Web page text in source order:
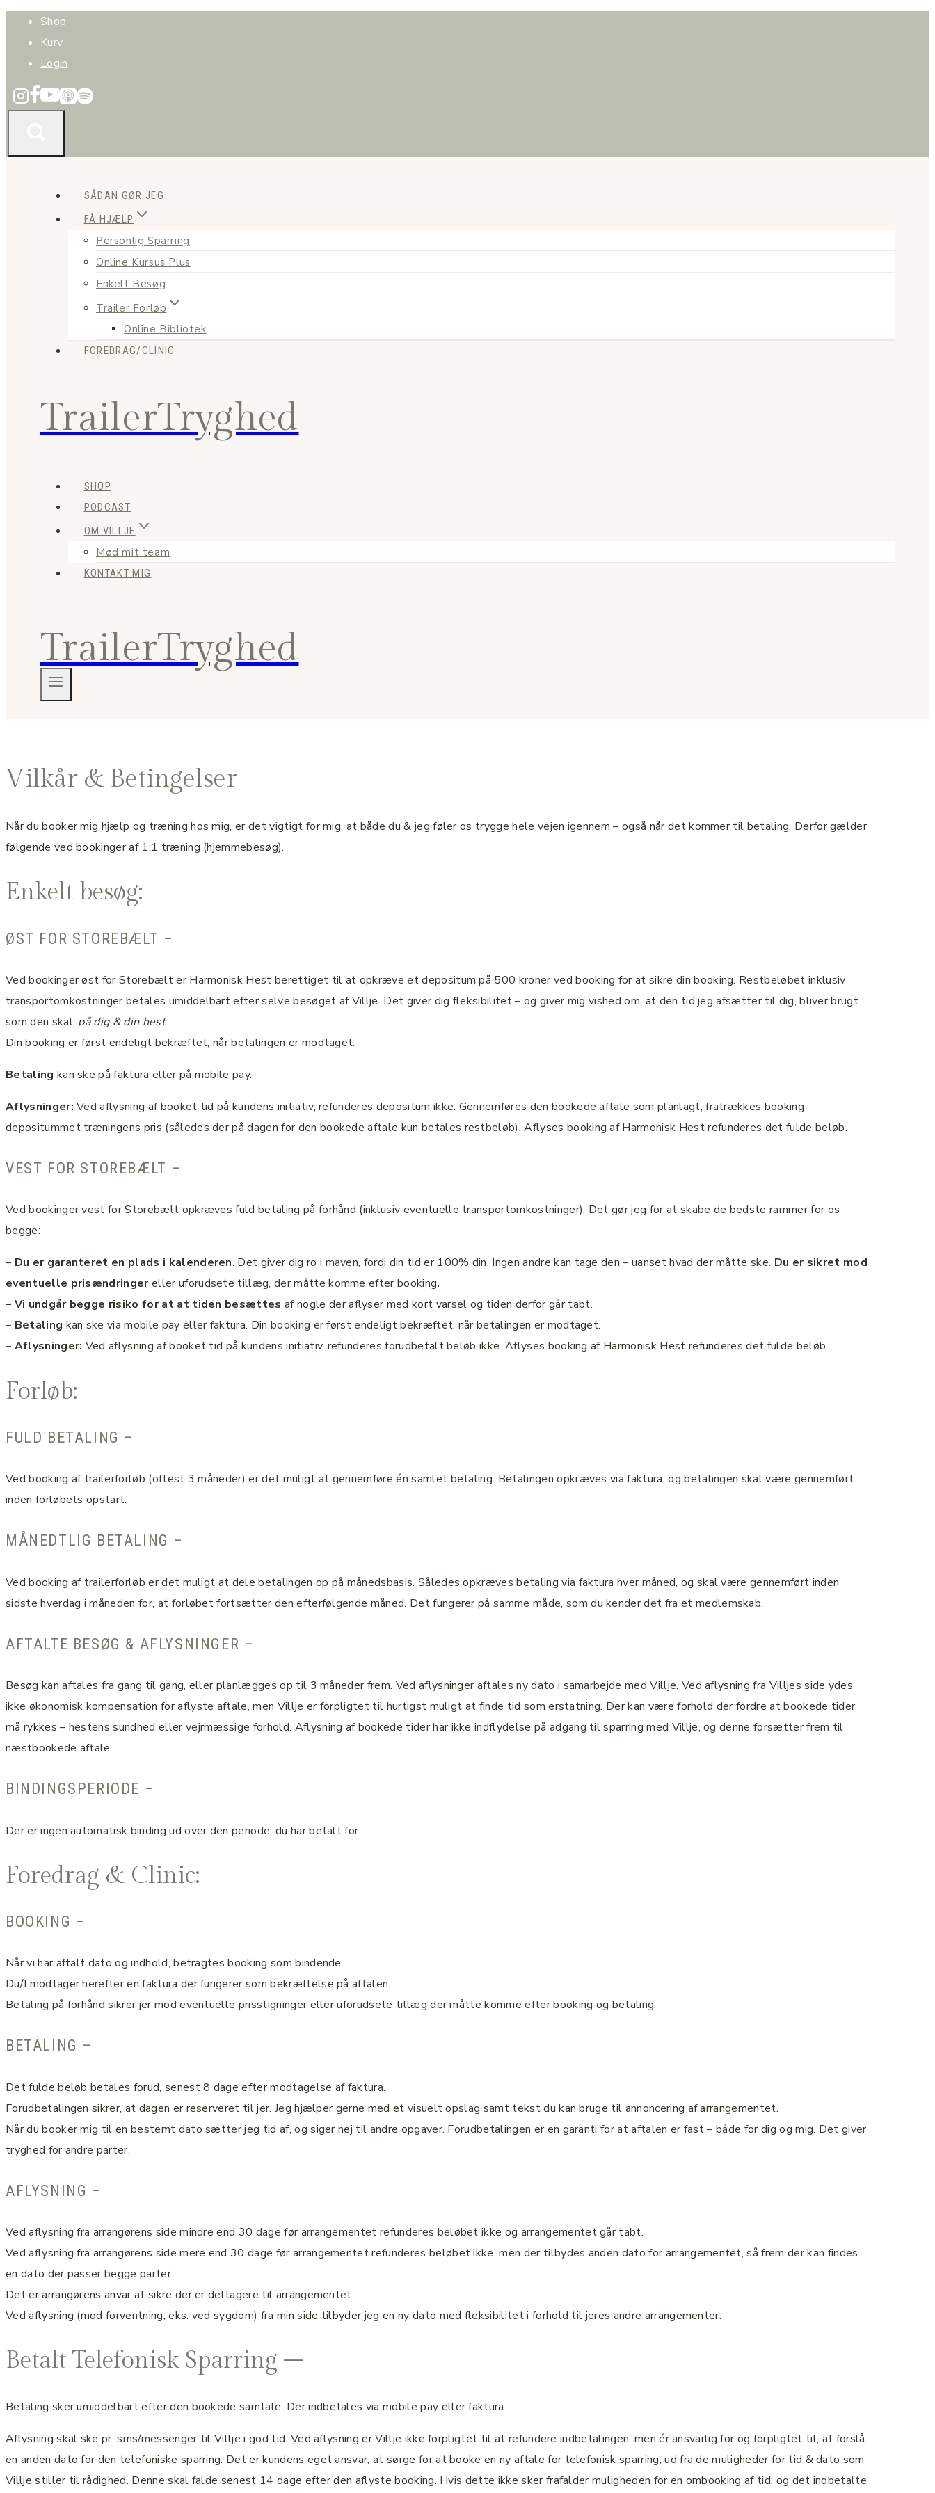
Fortsæt
indhold
Shop
Kurv
Login
SÅDAN GØR JEG
FÅ HJÆLP
Personlig Sparring
Online Kursus Plus
Enkelt Besøg
Trailer Forløb
Online Bibliotek
FOREDRAG/CLINIC
TrailerTryghed
SHOP
PODCAST
OM VILLJE
Mød mit team
KONTAKT MIG
TrailerTryghed
Vilkår & Betingelser
Når du booker mig hjælp og træning hos mig, er det vigtigt for mig, at både du & jeg føler os trygge hele vejen igennem – også når det kommer til betaling. Derfor gælder
følgende ved bookinger af 1:1 træning (hjemmebesøg).
Enkelt besøg:
ØST FOR STOREBÆLT –
Ved bookinger øst for Storebælt er Harmonisk Hest berettiget til at opkræve et depositum på 500 kroner ved booking for at sikre din booking. Restbeløbet inklusiv
transportomkostninger betales umiddelbart efter selve besøget af Villje. Det giver dig fleksibilitet – og giver mig vished om, at den tid jeg afsætter til dig, bliver brugt
som den skal; på dig & din hest.
Din booking er først endeligt bekræftet, når betalingen er modtaget.
Betaling kan ske på faktura eller på mobile pay.
Aflysninger: Ved aflysning af booket tid på kundens initiativ, refunderes depositum ikke. Gennemføres den bookede aftale som planlagt, fratrækkes booking
depositummet træningens pris (således der på dagen for den bookede aftale kun betales restbeløb). Aflyses booking af Harmonisk Hest refunderes det fulde beløb.
VEST FOR STOREBÆLT –
Ved bookinger vest for Storebælt opkræves fuld betaling på forhånd (inklusiv eventuelle transportomkostninger). Det gør jeg for at skabe de bedste rammer for os
begge:
– Du er garanteret en plads i kalenderen. Det giver dig ro i maven, fordi din tid er 100% din. Ingen andre kan tage den – uanset hvad der måtte ske. Du er sikret mod
eventuelle prisændringereller uforudsete tillæg, der måtte komme efter booking.
– Vi undgår begge risiko for at at tiden besættesaf nogle der aflyser med kort varsel og tiden derfor går tabt.
– Betaling kan ske via mobile pay eller faktura. Din booking er først endeligt bekræftet, når betalingen er modtaget.
– Aflysninger: Ved aflysning af booket tid på kundens initiativ, refunderes forudbetalt beløb ikke. Aflyses booking af Harmonisk Hest refunderes det fulde beløb.
Forløb:
FULD BETALING –
Ved booking af trailerforløb (oftest 3 måneder) er det muligt at gennemføre én samlet betaling. Betalingen opkræves via faktura, og betalingen skal være gennemført
inden forløbets opstart.
MÅNEDTLIG BETALING –
Ved booking af trailerforløb er det muligt at dele betalingen op på månedsbasis. Således opkræves betaling via faktura hver måned, og skal være gennemført inden
sidste hverdag i måneden for, at forløbet fortsætter den efterfølgende måned. Det fungerer på samme måde, som du kender det fra et medlemskab.
AFTALTE BESØG & AFLYSNINGER –
Besøg kan aftales fra gang til gang, eller planlægges op til 3 måneder frem. Ved aflysninger aftales ny dato i samarbejde med Villje. Ved aflysning fra Villjes side ydes
ikke økonomisk kompensation for aflyste aftale, men Villje er forpligtet til hurtigst muligt at finde tid som erstatning. Der kan være forhold der fordre at bookede tider
må rykkes – hestens sundhed eller vejrmæssige forhold. Aflysning af bookede tider har ikke indflydelse på adgang til sparring med Villje, og denne forsætter frem til
næstbookede aftale.
BINDINGSPERIODE –
Der er ingen automatisk binding ud over den periode, du har betalt for.
Foredrag & Clinic:
BOOKING –
Når vi har aftalt dato og indhold, betragtes booking som bindende.
Du/I modtager herefter en faktura der fungerer som bekræftelse på aftalen.
Betaling på forhånd sikrer jer mod eventuelle prisstigninger eller uforudsete tillæg der måtte komme efter booking og betaling.
BETALING –
Det fulde beløb betales forud, senest 8 dage efter modtagelse af faktura.
Forudbetalingen sikrer, at dagen er reserveret til jer. Jeg hjælper gerne med et visuelt opslag samt tekst du kan bruge til annoncering af arrangementet.
Når du booker mig til en bestemt dato sætter jeg tid af, og siger nej til andre opgaver. Forudbetalingen er en garanti for at aftalen er fast – både for dig og mig. Det giver
tryghed for andre parter.
AFLYSNING –
Ved aflysning fra arrangørens side mindre end 30 dage før arrangementet refunderes beløbet ikke og arrangementet går tabt.
Ved aflysning fra arrangørens side mere end 30 dage før arrangementet refunderes beløbet ikke, men der tilbydes anden dato for arrangementet, så frem der kan findes
en dato der passer begge parter.
Det er arrangørens anvar at sikre der er deltagere til arrangementet.
Ved aflysning (mod forventning, eks. ved sygdom) fra min side tilbyder jeg en ny dato med fleksibilitet i forhold til jeres andre arrangementer.
Betalt Telefonisk Sparring –
Betaling sker umiddelbart efter den bookede samtale. Der indbetales via mobile pay eller faktura.
Aflysning skal ske pr. sms/messenger til Villje i god tid. Ved aflysning er Villje ikke forpligtet til at refundere indbetalingen, men ér ansvarlig for og forpligtet til, at forslå
en anden dato for den telefoniske sparring. Det er kundens eget ansvar, at sørge for at booke en ny aftale for telefonisk sparring, ud fra de muligheder for tid & dato som
Villje stiller til rådighed. Denne skal falde senest 14 dage efter den aflyste booking. Hvis dette ikke sker frafalder muligheden for en ombooking af tid, og det indbetalte